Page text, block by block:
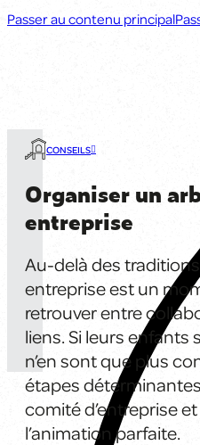
Passer au contenu principal
CONSEILS
Organiser un
entreprise
Au-delà des
entreprise est un
retrouver entre
liens. Si leurs
n’en sont que plus
étapes
comité d’entreprise
l’animation parfaite.